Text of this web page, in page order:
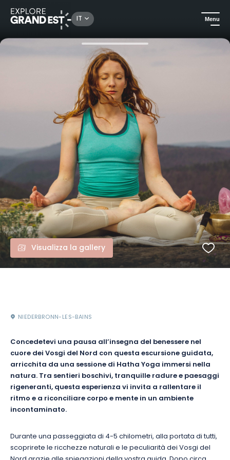
IT Menu
Benessere Escursioni e yoga nel cuore dei Vosgi
Visualizza la gallery
NIEDERBRONN-LES-BAINS
Concedetevi una pausa all’insegna del benessere nel
cuore dei Vosgi del Nord con questa escursione guidata,
arricchita da una sessione di Hatha Yoga immersi nella
natura. Tra sentieri boschivi, tranquille radure e paesaggi
rigeneranti, questa esperienza vi invita a rallentare il
ritmo e a riconciliare corpo e mente in un ambiente
incontaminato.
Durante una passeggiata di 4-5 chilometri, alla portata di tutti,
scoprirete le ricchezze naturali e le peculiarità dei Vosgi del